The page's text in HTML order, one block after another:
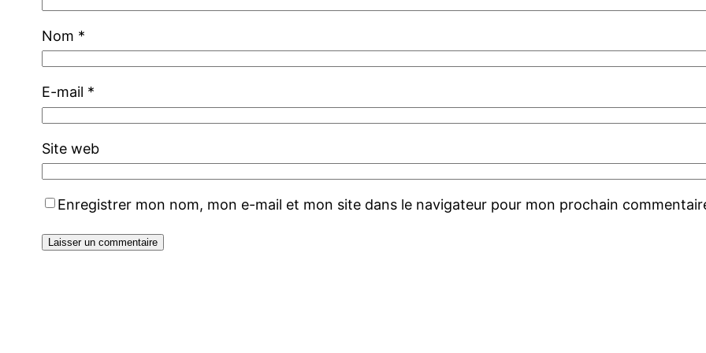
Nom *
E-mail *
Site web
Enregistrer mon nom, mon e-mail et mon site dans le navigateur pour mon prochain